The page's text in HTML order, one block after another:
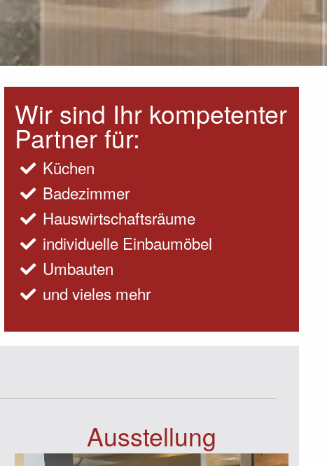
Wir sind Ihr kompetenter
Partner für:
Küchen
Badezimmer
Hauswirtschaftsräume
individuelle Einbaumöbel
Umbauten
und vieles mehr
Ausstellung